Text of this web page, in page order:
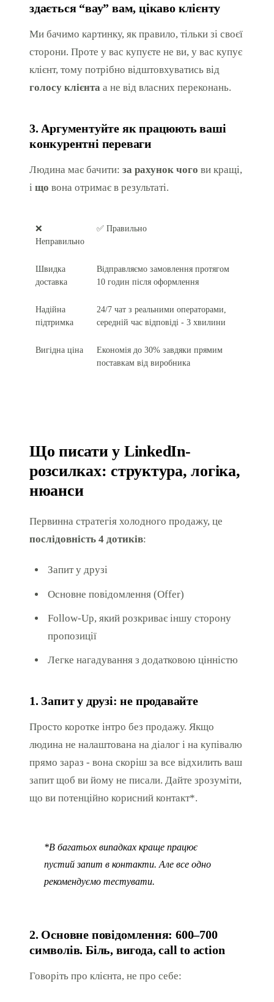
здається “вау” вам, цікаво клієнту
Ми бачимо картинку, як правило, тільки зі своєї
сторони. Проте у вас купуєте не ви, у вас купує
клієнт, тому потрібно відштовхуватись від
голосу клієнта а не від власних переконань.
3. Аргументуйте як працюють ваші
конкурентні переваги
Людина має бачити: за рахунок чого ви кращі,
і що вона отримає в результаті.
❌
Неправильно
✅ Правильно
Швидка
доставка
Відправляємо замовлення протягом
10 годин після оформлення
Надійна
підтримка
24/7 чат з реальними операторами,
середній час відповіді - 3 хвилини
Вигідна ціна
Економія до 30% завдяки прямим
поставкам від виробника
Що писати у LinkedIn-
розсилках: структура, логіка,
нюанси
Первинна стратегія холодного продажу, це
послідовність 4 дотиків:
Запит у друзі
Основне повідомлення (Offer)
Follow-Up, який розкриває іншу сторону
пропозиції
Легке нагадування з додатковою цінністю
1. Запит у друзі: не продавайте
Просто коротке інтро без продажу. Якщо
людина не налаштована на діалог і на купівалю
прямо зараз - вона скоріш за все відхилить ваш
запит щоб ви йому не писали. Дайте зрозуміти,
що ви потенційно корисний контакт*.
*В багатьох випадках краще працює
пустий запит в контакти. Але все одно
рекомендуємо тестувати.
2. Основне повідомлення: 600–700
символів. Біль, вигода, call to action
Говоріть про клієнта, не про себе: